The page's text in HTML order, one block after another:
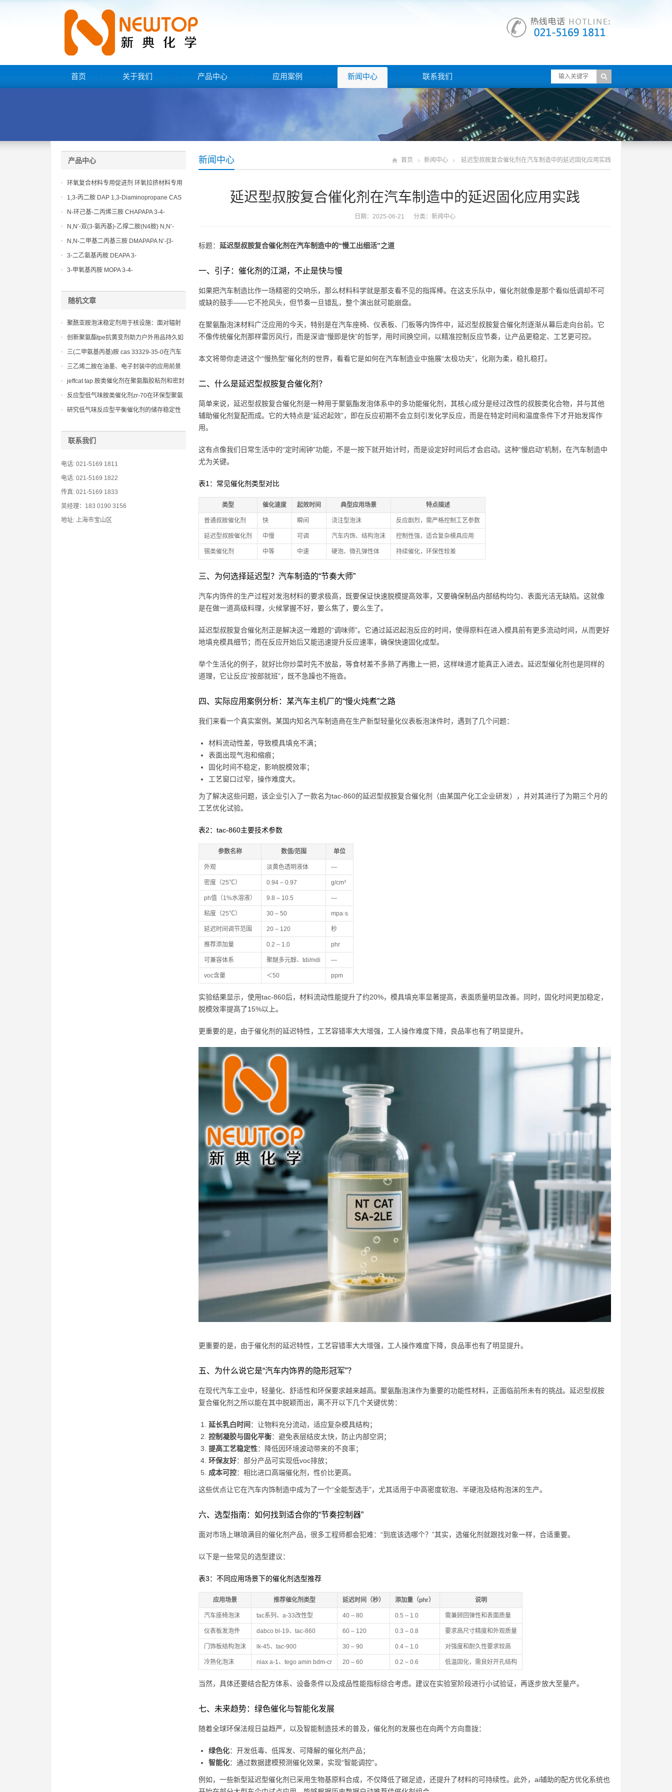
首页 关于我们 产品中心 应用案例 新闻中心 联系我们
新闻中心 首页 新闻中心 延迟型叔胺复合催化剂在汽车制造中的延迟固化应用实践
延迟型叔胺复合催化剂在汽车制造中的延迟固化应用实践
日期：2025-06-21 分类： 新闻中心
标题： 延迟型叔胺复合催化剂在汽车制造中的“慢工出细活”之道
一、引子：催化剂的江湖，不止是快与慢
如果把汽车制造比作一场精密的交响乐，那么材料科学就是那支看不见的指挥棒。在这支乐队中，催化剂就像是那个看似低调却不可
或缺的鼓手——它不抢风头，但节奏一旦错乱，整个演出就可能崩盘。
在聚氨酯泡沫材料广泛应用的今天，特别是在汽车座椅、仪表板、门板等内饰件中，延迟型叔胺复合催化剂逐渐从幕后走向台前。它
不像传统催化剂那样雷厉风行，而是深谙“慢即是快”的哲学，用时间换空间，以精准控制反应节奏，让产品更稳定、工艺更可控。
本文将带你走进这个“慢热型”催化剂的世界，看看它是如何在汽车制造业中施展“太极功夫”，化刚为柔，稳扎稳打。
二、什么是延迟型叔胺复合催化剂？
简单来说，延迟型叔胺复合催化剂是一种用于聚氨酯发泡体系中的多功能催化剂，其核心成分是经过改性的叔胺类化合物，并与其他
辅助催化剂复配而成。它的大特点是“延迟起效”，即在反应初期不会立刻引发化学反应，而是在特定时间和温度条件下才开始发挥作
用。
这有点像我们日常生活中的“定时闹钟”功能，不是一按下就开始计时，而是设定好时间后才会启动。这种“慢启动”机制，在汽车制造中
尤为关键。
表1：常见催化剂类型对比
类型 催化速度 起效时间 典型应用场景 特点描述
普通叔胺催化剂 快 瞬间 浇注型泡沫 反应剧烈，需严格控制工艺参数
延迟型叔胺催化剂 中慢 可调 汽车内饰、结构泡沫 控制性强，适合复杂模具应用
锡类催化剂 中等 中速 硬泡、微孔弹性体 持续催化，环保性较差
三、为何选择延迟型？汽车制造的“节奏大师”
汽车内饰件的生产过程对发泡材料的要求极高，既要保证快速脱模提高效率，又要确保制品内部结构均匀、表面光洁无缺陷。这就像
是在做一道高级料理，火候掌握不好，要么焦了，要么生了。
延迟型叔胺复合催化剂正是解决这一难题的“调味师”。它通过延迟起泡反应的时间，使得原料在进入模具前有更多流动时间，从而更好
地填充模具细节；而在反应开始后又能迅速提升反应速率，确保快速固化成型。
举个生活化的例子，就好比你炒菜时先不放盐，等食材差不多熟了再撒上一把，这样味道才能真正入进去。延迟型催化剂也是同样的
道理，它让反应“按部就班”，既不急躁也不拖沓。
四、实际应用案例分析：某汽车主机厂的“慢火炖煮”之路
我们来看一个真实案例。某国内知名汽车制造商在生产新型轻量化仪表板泡沫件时，遇到了几个问题：
材料流动性差，导致模具填充不满；
表面出现气泡和缩痕；
固化时间不稳定，影响脱模效率；
工艺窗口过窄，操作难度大。
为了解决这些问题，该企业引入了一款名为tac-860的延迟型叔胺复合催化剂（由某国产化工企业研发），并对其进行了为期三个月的
工艺优化试验。
表2：tac-860主要技术参数
参数名称 数值/范围 单位
外观 淡黄色透明液体 —
密度（25℃） 0.94 – 0.97 g/cm³
ph值（1%水溶液） 9.8 – 10.5 —
粘度（25℃） 30 – 50 mpa·s
延迟时间调节范围 20 – 120 秒
推荐添加量 0.2 – 1.0 phr
可兼容体系 聚醚多元醇、tdi/mdi —
voc含量 ＜50 ppm
实验结果显示，使用tac-860后，材料流动性能提升了约20%，模具填充率显著提高，表面质量明显改善。同时，固化时间更加稳定，
脱模效率提高了15%以上。
更重要的是，由于催化剂的延迟特性，工艺容错率大大增强，工人操作难度下降，良品率也有了明显提升。
更重要的是，由于催化剂的延迟特性，工艺容错率大大增强，工人操作难度下降，良品率也有了明显提升。
五、为什么说它是“汽车内饰界的隐形冠军”？
在现代汽车工业中，轻量化、舒适性和环保要求越来越高。聚氨酯泡沫作为重要的功能性材料，正面临前所未有的挑战。延迟型叔胺
复合催化剂之所以能在其中脱颖而出，离不开以下几个关键优势：
延长乳白时间 ：让物料充分流动，适应复杂模具结构；
控制凝胶与固化平衡：避免表层结皮太快，防止内部空洞；
提高工艺稳定性：降低因环境波动带来的不良率；
环保友好：部分产品可实现低voc排放；
成本可控：相比进口高端催化剂，性价比更高。
这些优点让它在汽车内饰制造中成为了一个“全能型选手”，尤其适用于中高密度软泡、半硬泡及结构泡沫的生产。
六、选型指南：如何找到适合你的“节奏控制器”
面对市场上琳琅满目的催化剂产品，很多工程师都会犯难：“到底该选哪个？”其实，选催化剂就跟找对象一样，合适重要。
以下是一些常见的选型建议：
表3：不同应用场景下的催化剂选型推荐
应用场景 推荐催化剂类型 延迟时间（秒） 添加量（phr） 说明
汽车座椅泡沫 tac系列、a-33改性型 40 – 80 0.5 – 1.0 需兼顾回弹性和表面质量
仪表板发泡件 dabco bl-19、tac-860 60 – 120 0.3 – 0.8 要求高尺寸精度和外观质量
门饰板结构泡沫 lk-45、tac-900 30 – 90 0.4 – 1.0 对强度和耐久性要求较高
冷熟化泡沫 niax a-1、tego amin bdm-cr 20 – 60 0.2 – 0.6 低温固化，需良好开孔结构
当然，具体还要结合配方体系、设备条件以及成品性能指标综合考虑。建议在实验室阶段进行小试验证，再逐步放大至量产。
七、未来趋势：绿色催化与智能化发展
随着全球环保法规日益趋严，以及智能制造技术的普及，催化剂的发展也在向两个方向靠拢：
绿色化：开发低毒、低挥发、可降解的催化剂产品；
智能化：通过数据建模预测催化效果，实现“智能调控”。
例如，一些新型延迟型催化剂已采用生物基原料合成，不仅降低了碳足迹，还提升了材料的可持续性。此外，ai辅助的配方优化系统也
产品中心
环氧复合材料专用促进剂 环氧拉挤材料专用
促进剂 NT EP 120
1,3-丙二胺 DAP 1,3-Diaminopropane CAS
No 109-76-2
N-环己基-二丙烯三胺 CHAPAPA 3-4-
Methoxypropylamine CAS No:5332-73-0
N,N’-双(3-氨丙基)-乙撑二胺(N4胺) N,N’-
Bis(3-aminopropyl)-ethylenediamine CAS
No10563-26-5
N,N-二甲基二丙基三胺 DMAPAPA N’-[3-
(dimethylamino)propyllpropane-1,3-
diamine CAS No10563-29-8
3-二乙氨基丙胺 DEAPA 3-
(Diethylamino)propylamine CAS No 104-
3-甲氧基丙胺 MOPA 3-4-
随机文章
聚酰亚胺泡沫稳定剂用于核设施：面对辐射
威胁时的可靠防护
创新聚氨酯tpe抗黄变剂助力户外用品持久如
新
三(二甲氨基丙基)胺 cas 33329-35-0在汽车
座椅、内饰件和床垫制造中的应用
三乙烯二胺在油墨、电子封装中的应用前景
jeffcat tap 胺类催化剂在聚氨酯胶粘剂和密封
剂中的应用，提供快速固化和高粘接强度。
反应型低气味胺类催化剂zr-70在环保型聚氨
酯泡沫中的应用
研究低气味反应型平衡催化剂的储存稳定性
联系我们
电话: 021-5169 1811
电话: 021-5169 1822
传真: 021-5169 1833
吴经理：183 0190 3156
地址: 上海市宝山区